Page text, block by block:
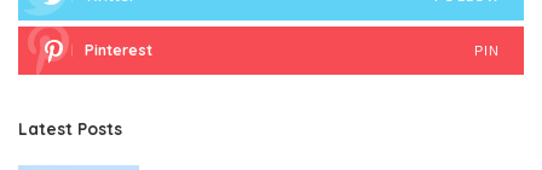
Pinterest PIN
Latest Posts